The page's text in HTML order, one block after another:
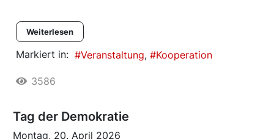
Weiterlesen
Markiert in: Veranstaltung Kooperation
3586
Tag der Demokratie
Montag, 20. April 2026